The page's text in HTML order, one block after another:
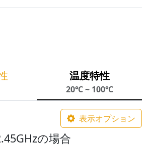
温度特性
20℃ ~ 100℃
表示オプション
の場合